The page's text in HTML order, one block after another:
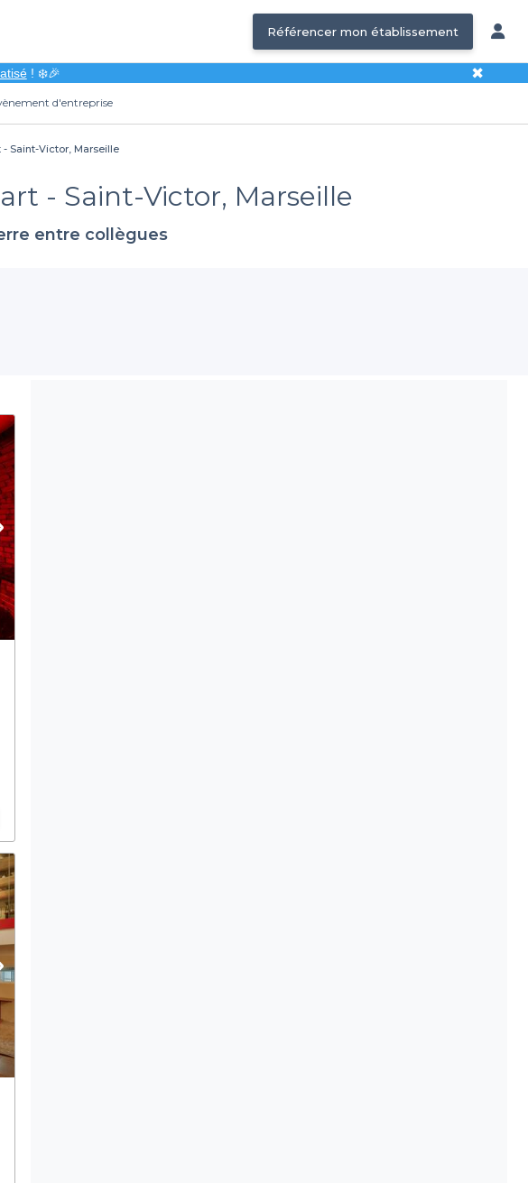
Référencer mon établissement
! ❄️🎉 ✖
d'entreprise
Saint-Victor, Marseille
- Saint-Victor, Marseille
entre collègues